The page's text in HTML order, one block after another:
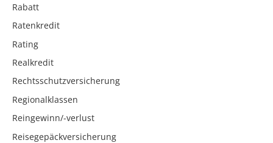
Rabatt
Ratenkredit
Rating
Realkredit
Rechtsschutzversicherung
Regionalklassen
Reingewinn/-verlust
Reisegepäckversicherung